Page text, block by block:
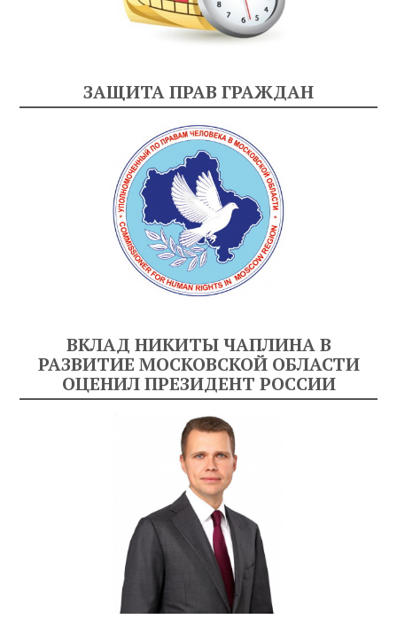
ЗАЩИТА ПРАВ ГРАЖДАН
ВКЛАД НИКИТЫ ЧАПЛИНА В
РАЗВИТИЕ МОСКОВСКОЙ ОБЛАСТИ
ОЦЕНИЛ ПРЕЗИДЕНТ РОССИИ